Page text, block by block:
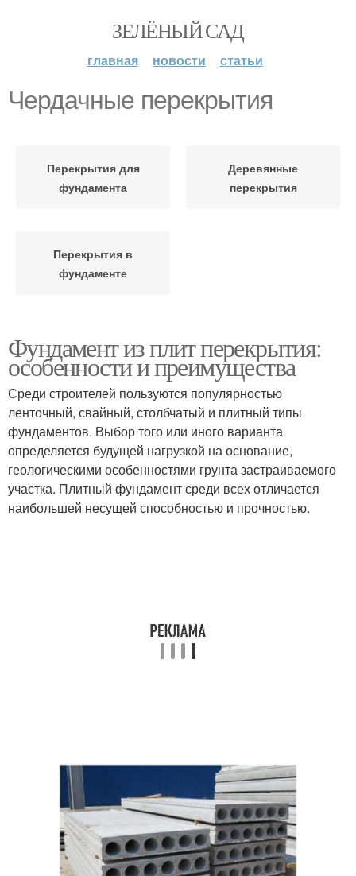
ЗЕЛЁНЫЙ САД
главная новости статьи
Чердачные перекрытия
Перекрытия для
фундамента
Деревянные
перекрытия
Перекрытия в
фундаменте
Фундамент из плит перекрытия:
особенности и преимущества
Среди строителей пользуются популярностью
ленточный, свайный, столбчатый и плитный типы
фундаментов. Выбор того или иного варианта
определяется будущей нагрузкой на основание,
геологическими особенностями грунта застраиваемого
участка. Плитный фундамент среди всех отличается
наибольшей несущей способностью и прочностью.